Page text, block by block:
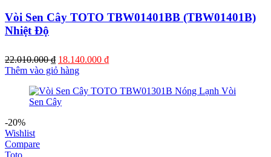
Vòi Sen Cây TOTO TBW01401BB (TBW01401B)
Nhiệt Độ
22.010.000₫ Giá
gốc
22.010.000 ₫.
18.140.000 ₫Giá
là:
Thêm vào giỏ hàng
-20%
Wishlist
Compare
Toto